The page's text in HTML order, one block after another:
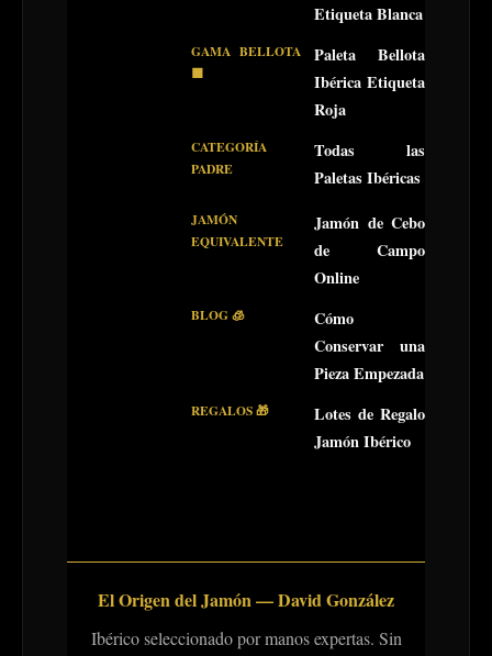
Etiqueta Blanca
GAMA BELLOTA
🟥
Paleta Bellota
Ibérica Etiqueta
Roja
CATEGORÍA
PADRE
Todas las
Paletas Ibéricas
JAMÓN
EQUIVALENTE
Jamón de Cebo
de Campo
Online
BLOG 🧊
Cómo
Conservar una
Pieza Empezada
REGALOS 🎁
Lotes de Regalo
Jamón Ibérico
El Origen del Jamón — David González
Ibérico seleccionado por manos expertas. Sin